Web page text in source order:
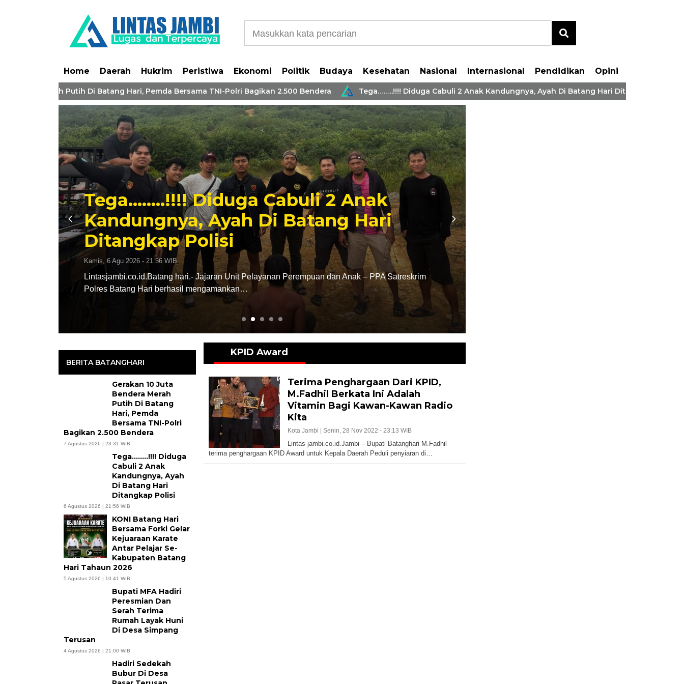
Home Daerah Hukrim Peristiwa Ekonomi Politik Budaya Kesehatan Nasional Internasional Pendidikan Opini
Merah Putih Di Batang Hari, Pemda Bersama TNI-Polri Bagikan 2.500 Bendera Tega……..!!!! Diduga Cabuli 2 Anak Kandungnya, Ayah Di Batang Hari Ditangkap Polisi
Cabuli 2 Anak
Di Batang Hari
Unit Pelayanan Perempuan dan Anak – PPA Satreskrim
Polres Batang Hari Borong
Penghargaan IKPA Sempurna 100%
Dari Kapolri
Rabu, 5 Agu 2026 - 22:00 WIB
Lintasjambi.co.id.Batang Hari.- Prestasi membanggakan kembali ditorehkan Polres Batang Hari.
yakni menerima Piagam Penghargaan dari Kapolri atas…
BERITA BATANGHARI
Gerakan 10 Juta
Bendera Merah
Putih Di Batang
Hari, Pemda
Bersama TNI-Polri
Bagikan 2.500 Bendera
7 Agustus 2026 | 23:31 WIB
Tega……..!!!! Diduga
Cabuli 2 Anak
Kandungnya, Ayah
Di Batang Hari
Ditangkap Polisi
6 Agustus 2026 | 21:56 WIB
KONI Batang Hari
Bersama Forki Gelar
Kejuaraan Karate
Antar Pelajar Se-
Kabupaten Batang
Hari Tahaun 2026
5 Agustus 2026 | 10:41 WIB
Bupati MFA Hadiri
Peresmian Dan
Serah Terima
Rumah Layak Huni
Di Desa Simpang
Terusan
4 Agustus 2026 | 21:00 WIB
Hadiri Sedekah
Bubur Di Desa
KPID Award
Terima Penghargaan Dari KPID,
M.Fadhil Berkata Ini Adalah
Vitamin Bagi Kawan-Kawan Radio
Kita
Kota Jambi | Senin, 28 Nov 2022 - 23:13 WIB
Lintas jambi.co.id.Jambi – Bupati Batanghari M.Fadhil
terima penghargaan KPID Award untuk Kepala Daerah Peduli penyiaran di…